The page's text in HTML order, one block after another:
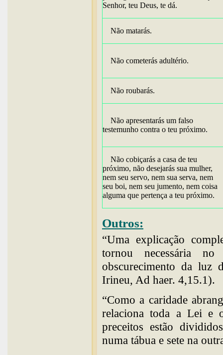
Senhor, teu Deus, te dá.
Não matarás.
Não cometerás adultério.
Não roubarás.
Não apresentarás um falso
testemunho contra o teu próximo.
Não cobiçarás a casa de teu
próximo, não desejarás sua mulher,
nem seu servo, nem sua serva, nem
seu boi, nem seu jumento, nem coisa
alguma que pertença a teu próximo.
Outros:
“Uma explicação
tornou necessária
obscurecimento da luz
Irineu, Ad haer. 4,15.1).
“Como a caridade
relaciona toda a Lei e
preceitos estão
numa tábua e sete na